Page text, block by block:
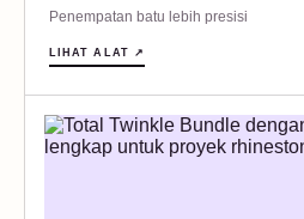
Penempatan batu lebih presisi
LIHAT ALAT ↗